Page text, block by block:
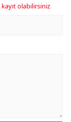
kayıt olabilirsiniz.